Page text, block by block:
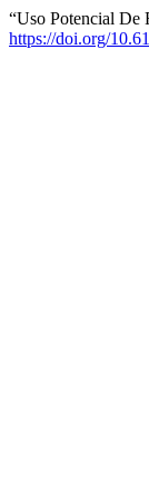
“Uso Potencial De
https://doi.org/